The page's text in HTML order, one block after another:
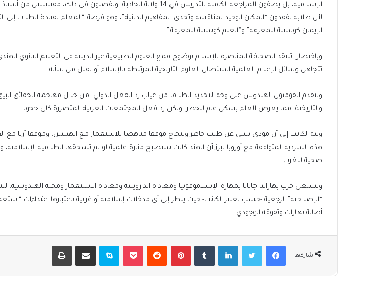
الإسلامية، بل يصفون المراجعة الكاملة للتدريس في 14 ولاية اتحادية، ويفصلون في ذلك،
لأن طلابه يفقدون “المكان الوحيد لمناقشة وتحدي المفاهيم الدينية”، وهو فرصة “المعلم لقيادة الطلاب إلى
الإيمان كوسيلة للمعرفة” و”العلم كوسيلة للمعرفة”.
وباختصار، تنتقد الصحافة المناصرة للإسلام بوضوح قمع العلوم الطبيعية غير الدينية في التعليم الثانوي
تتجاهل وسائل الإعلام العلمية استئصال العلوم التاريخية المرتبطة بالإسلام أو تقلل من شأنه.
ويتقدم القوميون الهندوس على وجه التحديد انطلاقا من غياب رد الفعل الدولي، من خلال مهاجمة الحقائق
والتاريخية، مما يعرض العلم بشكل عام للخطر، ولكن رد فعل المجتمعات الغربية المتضررة كان خجولا.
ونبه الكاتب إلى أن مودي يتبنى عن طيب خاطر وبنجاح موقفا مناهضا للاستعمار مع الهيبيين، وموقفا آريا مع
هذه السردية المتوافقة مع أوروبا يبرز أن الهند كانت ستصبح منارة علمية لو لم تسحقها الظلامية الإسلامية،
ضحية للغرب.
ويستغل حزب بهاراتيا جاناتا بمهارة الإسلاموفوبيا ومعاداة الداروينية ومعاداة الاستعمار ومحبة الهندوسية،
“الإصلاحية” الرجعية -حسب تعبير الكاتب- حيث ينظر إلى أي مدخلات إسلامية أو غربية باعتبارها اعتداءات
أصالة بهارات وتفوقه الوجودي.
شاركها
فيسبوكتويتر لينكدإن بينتيريست بوكيت سكايب مشاركة عبر البريد طباعة